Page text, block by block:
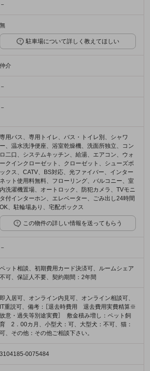
－
無
駐車場について詳しく教えてほしい
仲介
－
－
専用バス、専用トイレ、バス・トイレ別、シャワ
ー、温水洗浄便座、浴室乾燥機、洗面所独立、コン
ロ二口、システムキッチン、給湯、エアコン、ウォ
ークインクローゼット、クローゼット、シューズボ
ックス、CATV、BS対応、光ファイバー、インター
ネット使用料無料、フローリング、バルコニー、室
内洗濯機置場、オートロック、防犯カメラ、TVモニ
タ付インターホン、エレベーター、ごみ出し24時間
OK、駐輪場あり、宅配ボックス
この物件の詳しい情報を送ってもらう
－
ペット相談、初期費用カード決済可、ルームシェア
不可、保証人不要、契約期間：2年間
即入居可、オンライン内見可、オンライン相談可、
IT重説可、備考：［退去時費用 退去費用実費精算※
故意・過失等別途実費］ 敷金積み増し：ペット飼
育 2．00カ月、小型犬：可、大型犬：不可、猫：
可、その他：その他ご相談下さい。
3104185-0075484